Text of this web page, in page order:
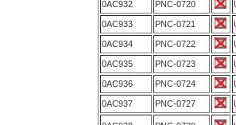
0AC932 PNC-0720
0AC933 PNC-0721
0AC934 PNC-0722
0AC935 PNC-0723
0AC936 PNC-0724
0AC937 PNC-0727